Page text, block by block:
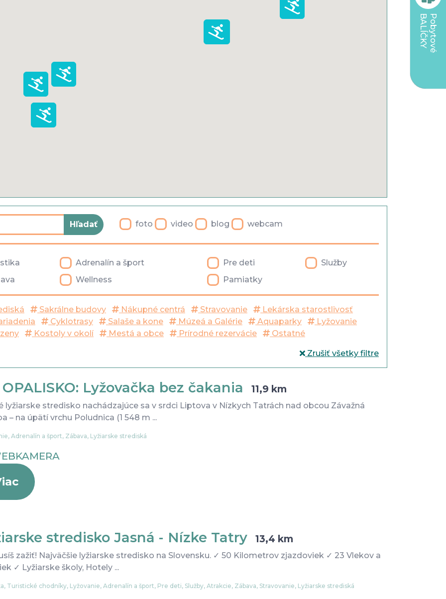
Pobytové
BALÍČKY
foto video blog webcam
Adrenalín a šport Pre deti
Služby
Wellness Pamiatky
Sakrálne budovy Nákupné centrá Stravovanie
Lekárska starostlivosť
Cyklotrasy Salaše a kone Múzeá a Galérie Aquaparky
Lyžovanie
Kostoly v okolí Mestá a obce Prírodné rezervácie Ostatné
Zrušiť všetky filtre
Lyžovačka bez čakania 11,9 km
lyžiarske stredisko nachádzajúce sa v srdci Liptova v Nízkych Tatrách nad obcou Závažná
– na úpätí vrchu Poludnica (1 548 m ...
Adrenalín a šport, Zábava, Lyžiarske strediská
stredisko Jasná - Nízke Tatry 13,4 km
zažiť! Najväčšie lyžiarske stredisko na Slovensku. ✓ 50 Kilometrov zjazdoviek ✓ 23 Vlekov a
✓ Lyžiarske školy, Hotely ...
Turistické chodníky, Lyžovanie, Adrenalín a šport, Pre deti, Služby, Atrakcie, Zábava, Stravovanie, Lyžiarske strediská